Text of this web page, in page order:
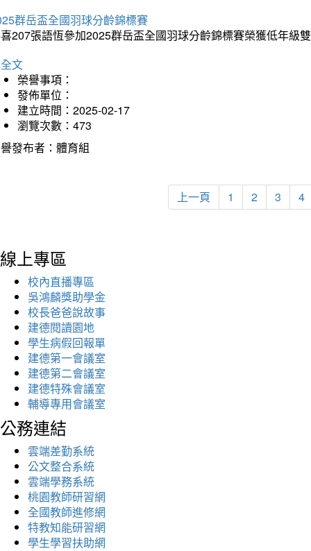
群岳盃全國羽球分齡錦標賽
207張語恆參加2025群岳盃全國羽球分齡錦標賽榮獲低年級
文
榮譽事項：
發佈單位：
建立時間：2025-02-17
瀏覽次數：473
發布者：體育組
上一頁 1 2 3 4
線上專區
校內直播專區
吳鴻麟獎助學金
校長爸爸說故事
建德閱讀園地
學生病假回報單
建德第一會議室
建德第二會議室
建德特殊會議室
輔導專用會議室
公務連結
雲端差勤系統
公文整合系統
雲端學務系統
桃園教師研習網
全國教師進修網
特教知能研習網
學生學習扶助網